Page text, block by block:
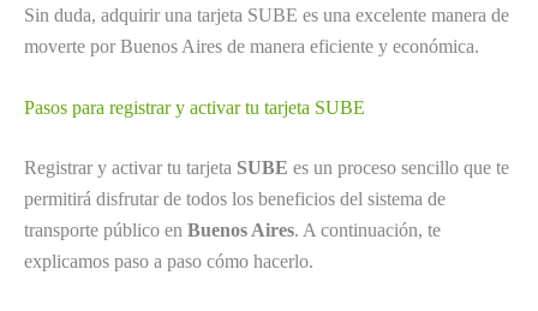
Sin duda, adquirir una tarjeta SUBE es una excelente manera de
moverte por Buenos Aires de manera eficiente y económica.
Pasos para registrar y activar tu tarjeta SUBE
Registrar y activar tu tarjeta SUBE es un proceso sencillo que te
permitirá disfrutar de todos los beneficios del sistema de
transporte público en Buenos Aires. A continuación, te
explicamos paso a paso cómo hacerlo.